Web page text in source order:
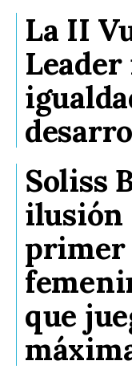
La II
Soliss
ilusión
primer
que